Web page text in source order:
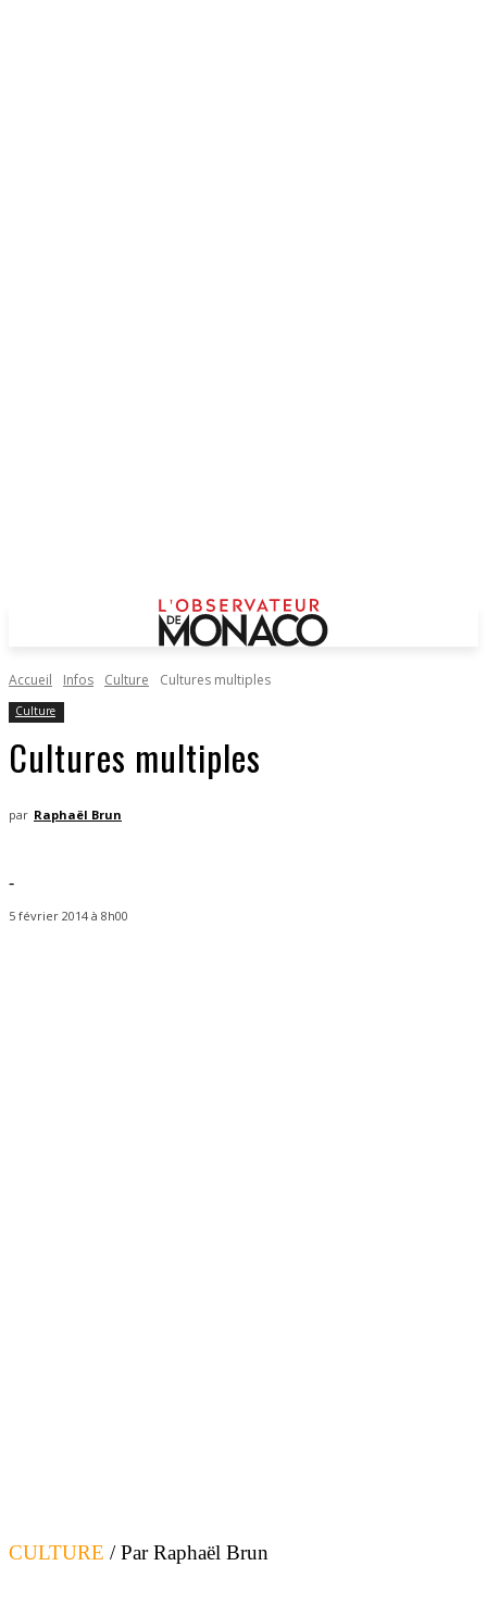
Accueil Infos Culture Cultures multiples
Culture
Cultures multiples
par Raphaël Brun
-
5 février 2014 à 8h00
CULTURE / Par Raphaël Brun